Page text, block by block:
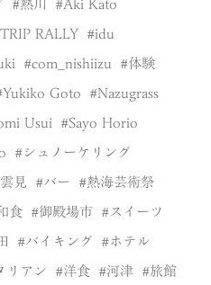
熱川 Aki Kato
TRIP RALLY idu
com_nishiizu 体験
Yukiko Goto Nazugrass
Usui Sayo Horio
シュノーケリング
雲見 バー 熱海芸術祭
食 御殿場市 スイーツ
バイキング ホテル
リアン 洋食 河津 旅館